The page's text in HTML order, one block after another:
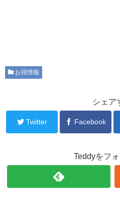
お得情報
シェア
Twitter Facebook
Teddyをフ